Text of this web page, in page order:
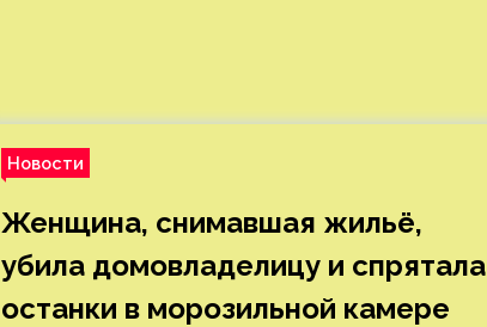
Новости
Женщина, снимавшая жильё,
убила домовладелицу и спрятала
останки в морозильной камере